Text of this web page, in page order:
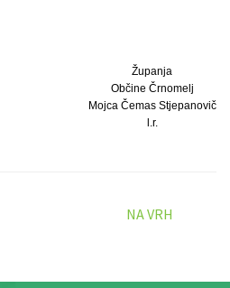
Županja
Občine Črnomelj
Mojca Čemas Stjepanovič
l.r.
NA VRH